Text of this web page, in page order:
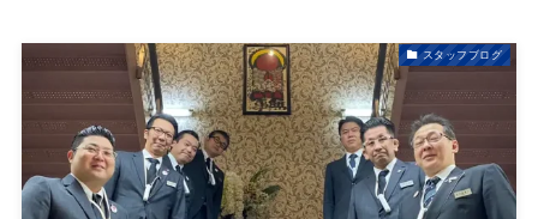
スタッフブログ